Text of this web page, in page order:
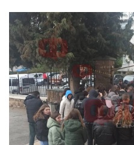
БИЗНЕС
ЮГ
Управители:
Веселин
Василев,
email:
v.vasilev@flagman.bg
Катя
Касабова,
еmail: k.kassabova@flagman.bg